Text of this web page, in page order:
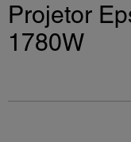
Projetor
1780W